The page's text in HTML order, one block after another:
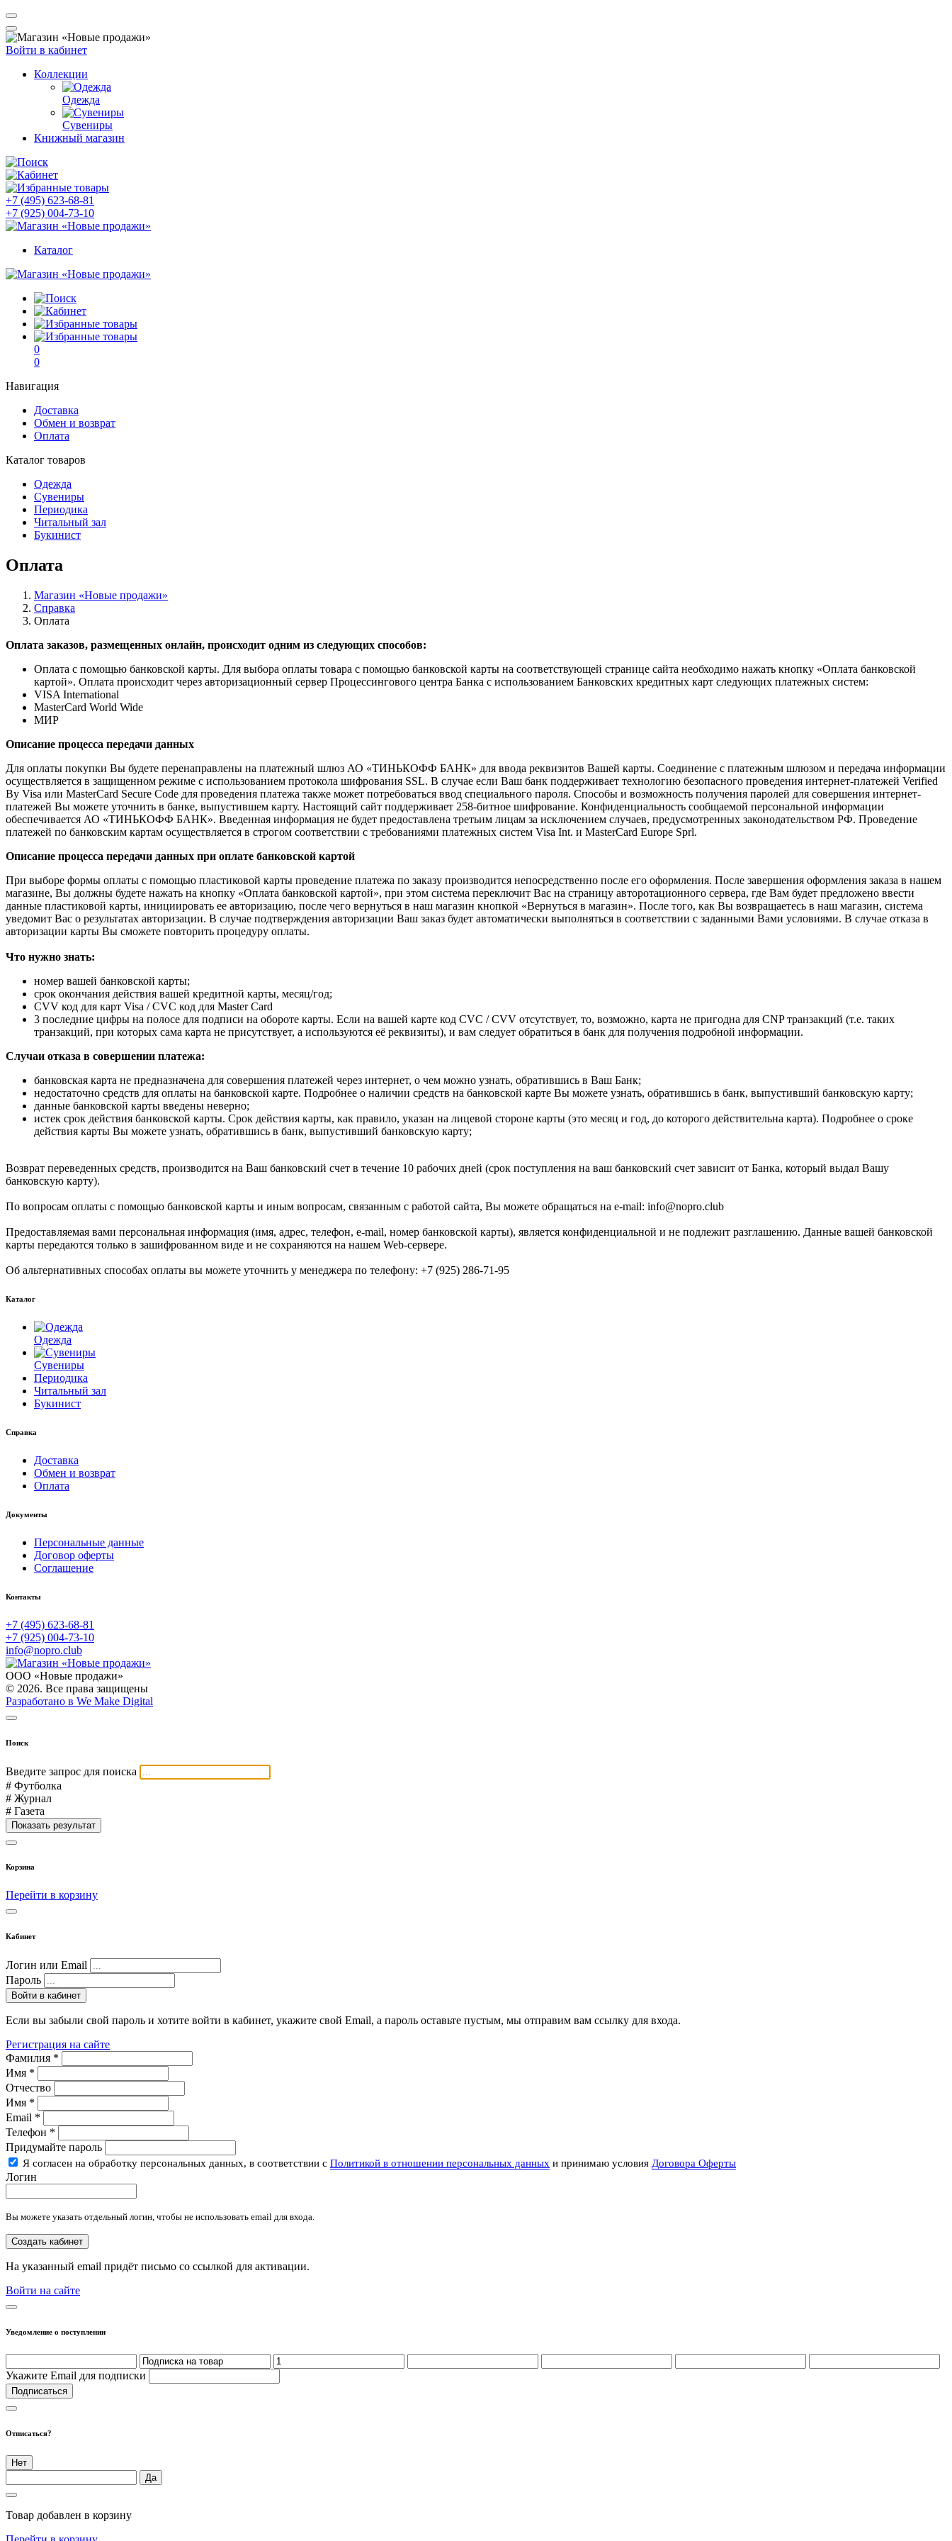
Войти в кабинет
Коллекции
Одежда
Сувениры
Книжный магазин
+7 (495) 623-68-81
+7 (925) 004-73-10
Каталог
0
0
Навигация
Доставка
Обмен и возврат
Оплата
Каталог товаров
Одежда
Сувениры
Периодика
Читальный зал
Букинист
Оплата
Магазин «Новые продажи»
Справка
Оплата
Оплата заказов, размещенных онлайн, происходит одним из следующих способов:
Оплата с помощью банковской карты. Для выбора оплаты товара с помощью банковской карты на соответствующей странице сайта необходимо нажать кнопку «Оплата банковской
картой». Оплата происходит через авторизационный сервер Процессингового центра Банка с использованием Банковских кредитных карт следующих платежных систем:
VISA International
MasterCard World Wide
МИР
Описание процесса передачи данных
Для оплаты покупки Вы будете перенаправлены на платежный шлюз АО «ТИНЬКОФФ БАНК» для ввода реквизитов Вашей карты. Соединение с платежным шлюзом и передача информации
осуществляется в защищенном режиме с использованием протокола шифрования SSL. В случае если Ваш банк поддерживает технологию безопасного проведения интернет-платежей Verified
By Visa или MasterCard Secure Code для проведения платежа также может потребоваться ввод специального пароля. Способы и возможность получения паролей для совершения интернет-
платежей Вы можете уточнить в банке, выпустившем карту. Настоящий сайт поддерживает 258-битное шифрование. Конфиденциальность сообщаемой персональной информации
обеспечивается АО «ТИНЬКОФФ БАНК». Введенная информация не будет предоставлена третьим лицам за исключением случаев, предусмотренных законодательством РФ. Проведение
платежей по банковским картам осуществляется в строгом соответствии с требованиями платежных систем Visa Int. и MasterCard Europe Sprl.
Описание процесса передачи данных при оплате банковской картой
При выборе формы оплаты с помощью пластиковой карты проведение платежа по заказу производится непосредственно после его оформления. После завершения оформления заказа в нашем
магазине, Вы должны будете нажать на кнопку «Оплата банковской картой», при этом система переключит Вас на страницу авторотационного сервера, где Вам будет предложено ввести
данные пластиковой карты, инициировать ее авторизацию, после чего вернуться в наш магазин кнопкой «Вернуться в магазин». После того, как Вы возвращаетесь в наш магазин, система
уведомит Вас о результатах авторизации. В случае подтверждения авторизации Ваш заказ будет автоматически выполняться в соответствии с заданными Вами условиями. В случае отказа в
авторизации карты Вы сможете повторить процедуру оплаты.
Что нужно знать:
номер вашей банковской карты;
cрок окончания действия вашей кредитной карты, месяц/год;
CVV код для карт Visa / CVC код для Master Card
3 последние цифры на полосе для подписи на обороте карты. Если на вашей карте код CVC / CVV отсутствует, то, возможно, карта не пригодна для CNP транзакций (т.е. таких
транзакций, при которых сама карта не присутствует, а используются её реквизиты), и вам следует обратиться в банк для получения подробной информации.
Случаи отказа в совершении платежа:
банковская карта не предназначена для совершения платежей через интернет, о чем можно узнать, обратившись в Ваш Банк;
недостаточно средств для оплаты на банковской карте. Подробнее о наличии средств на банковской карте Вы можете узнать, обратившись в банк, выпустивший банковскую карту;
данные банковской карты введены неверно;
истек срок действия банковской карты. Срок действия карты, как правило, указан на лицевой стороне карты (это месяц и год, до которого действительна карта). Подробнее о сроке
действия карты Вы можете узнать, обратившись в банк, выпустивший банковскую карту;
Возврат переведенных средств, производится на Ваш банковский счет в течение 10 рабочих дней (срок поступления на ваш банковский счет зависит от Банка, который выдал Вашу
банковскую карту).
По вопросам оплаты с помощью банковской карты и иным вопросам, связанным с работой сайта, Вы можете обращаться на e-mail: info@nopro.club
Предоставляемая вами персональная информация (имя, адрес, телефон, e-mail, номер банковской карты), является конфиденциальной и не подлежит разглашению. Данные вашей банковской
карты передаются только в зашифрованном виде и не сохраняются на нашем Web-сервере.
Об альтернативных способах оплаты вы можете уточнить у менеджера по телефону: +7 (925) 286-71-95
Каталог
Одежда
Сувениры
Периодика
Читальный зал
Букинист
Справка
Доставка
Обмен и возврат
Оплата
Документы
Персональные данные
Договор оферты
Соглашение
Контакты
+7 (495) 623-68-81
+7 (925) 004-73-10
info@nopro.club
ООО «Новые продажи»
© 2026. Все права защищены
Разработано в We Make Digital
Поиск
Введите запрос для поиска
# Футболка
# Журнал
# Газета
Показать результат
Корзина
Перейти в корзину
Кабинет
Логин или Email
Пароль
Войти в кабинет
Если вы забыли свой пароль и хотите войти в кабинет, укажите свой Email, а пароль оставьте пустым, мы отправим вам ссылку для входа.
Регистрация на сайте
Фамилия *
Имя *
Отчество
Имя *
Email *
Телефон *
Придумайте пароль
Я согласен на обработку персональных данных, в соответствии с Политикой в отношении персональных данных и принимаю условия Договора Оферты
Логин
Вы можете указать отдельный логин, чтобы не использовать email для входа.
Создать кабинет
На указанный email придёт письмо со ссылкой для активации.
Войти на сайте
Уведомление о поступлении
Укажите Email для подписки
Подписаться
Отписаться?
Нет
Да
Товар добавлен в корзину